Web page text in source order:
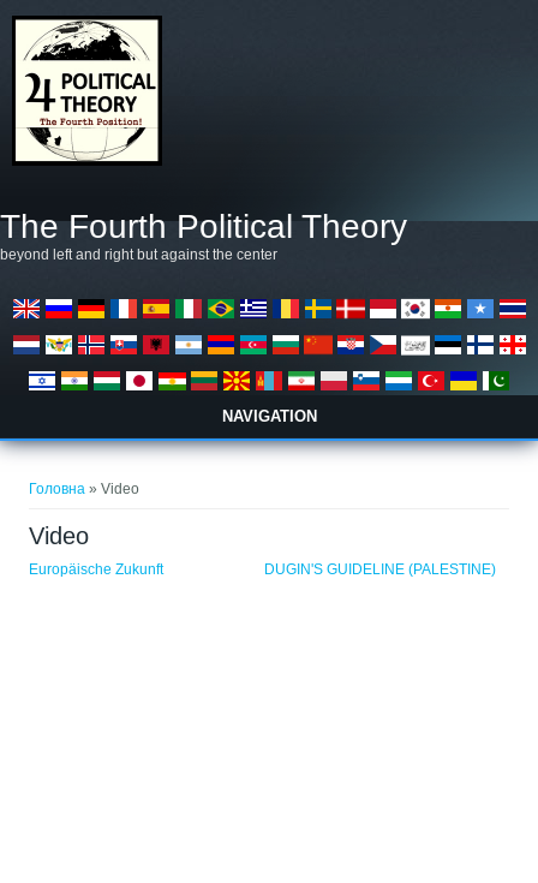
The Fourth Political Theory
beyond left and right but against the center
NAVIGATION
Головна » Video
Video
Europäische Zukunft DUGIN'S GUIDELINE (PALESTINE)
Сторінки